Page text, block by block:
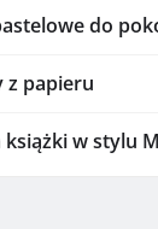
do
z papieru
książki w stylu